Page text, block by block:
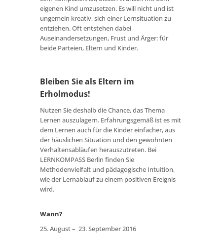
eigenen Kind umzusetzen. Es will nicht und ist
ungemein kreativ, sich einer Lernsituation zu
entziehen. Oft entstehen dabei
Auseinandersetzungen, Frust und Ärger: für
beide Parteien, Eltern und Kinder.
Bleiben Sie als Eltern im
Erholmodus!
Nutzen Sie deshalb die Chance, das Thema
Lernen auszulagern. Erfahrungsgemäß ist es mit
dem Lernen auch für die Kinder einfacher, aus
der häuslichen Situation und den gewohnten
Verhaltensabläufen herauszutreten. Bei
LERNKOMPASS Berlin finden Sie
Methodenvielfalt und pädagogische Intuition,
wie der Lernablauf zu einem positiven Ereignis
wird.
Wann?
25. August – 23. September 2016